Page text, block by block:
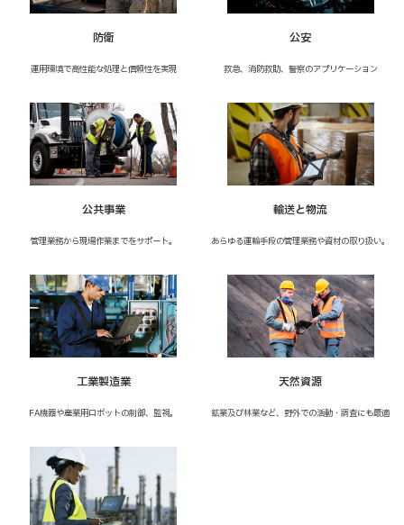
防衛
運用環境で高性能な処理と信頼性を実現
公安
救急、消防救助、警察のアプリケーション
公共事業
管理業務から現場作業までをサポート。
輸送と物流
あらゆる運輸手段の管理業務や資材の取り扱い。
工業製造業
FA機器や産業用ロボットの制御、監視。
天然資源
鉱業及び林業など、野外での活動・調査にも最適